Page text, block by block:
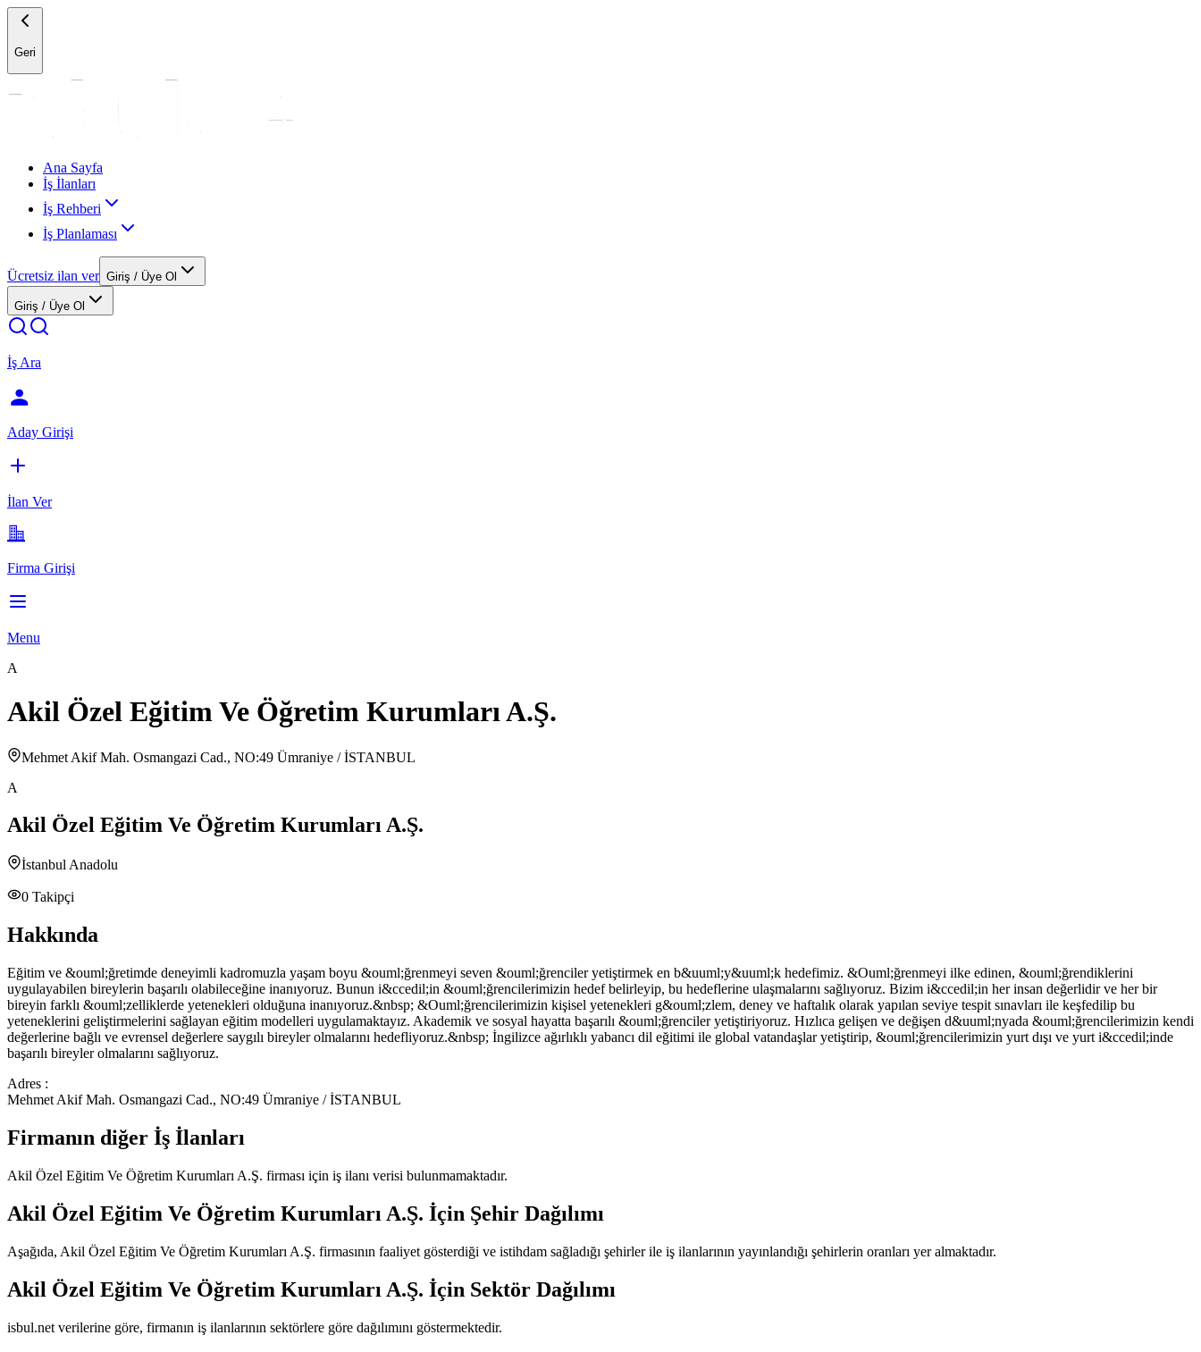
Geri
Ana Sayfa
İş İlanları
İş Rehberi
İş Planlaması
Ücretsiz ilan ver Giriş / Üye Ol
Giriş / Üye Ol
İş Ara
Aday Girişi
İlan Ver
Firma Girişi
Menu
A
Akil Özel Eğitim Ve Öğretim Kurumları A.Ş.
Mehmet Akif Mah. Osmangazi Cad., NO:49 Ümraniye / İSTANBUL
A
Akil Özel Eğitim Ve Öğretim Kurumları A.Ş.
İstanbul Anadolu
0 Takipçi
Hakkında
Eğitim ve &ouml;ğretimde deneyimli kadromuzla yaşam boyu &ouml;ğrenmeyi seven &ouml;ğrenciler yetiştirmek en b&uuml;y&uuml;k hedefimiz. &Ouml;ğrenmeyi ilke edinen, &ouml;ğrendiklerini
uygulayabilen bireylerin başarılı olabileceğine inanıyoruz. Bunun i&ccedil;in &ouml;ğrencilerimizin hedef belirleyip, bu hedeflerine ulaşmalarını sağlıyoruz. Bizim i&ccedil;in her insan değerlidir ve her bir
bireyin farklı &ouml;zelliklerde yetenekleri olduğuna inanıyoruz.&nbsp; &Ouml;ğrencilerimizin kişisel yetenekleri g&ouml;zlem, deney ve haftalık olarak yapılan seviye tespit sınavları ile keşfedilip bu
yeteneklerini geliştirmelerini sağlayan eğitim modelleri uygulamaktayız. Akademik ve sosyal hayatta başarılı &ouml;ğrenciler yetiştiriyoruz. Hızlıca gelişen ve değişen d&uuml;nyada &ouml;ğrencilerimizin kendi
değerlerine bağlı ve evrensel değerlere saygılı bireyler olmalarını hedefliyoruz.&nbsp; İngilizce ağırlıklı yabancı dil eğitimi ile global vatandaşlar yetiştirip, &ouml;ğrencilerimizin yurt dışı ve yurt i&ccedil;inde
başarılı bireyler olmalarını sağlıyoruz.
Adres :
Mehmet Akif Mah. Osmangazi Cad., NO:49 Ümraniye / İSTANBUL
Firmanın diğer İş İlanları
Akil Özel Eğitim Ve Öğretim Kurumları A.Ş. firması için iş ilanı verisi bulunmamaktadır.
Akil Özel Eğitim Ve Öğretim Kurumları A.Ş. İçin Şehir Dağılımı
Aşağıda, Akil Özel Eğitim Ve Öğretim Kurumları A.Ş. firmasının faaliyet gösterdiği ve istihdam sağladığı şehirler ile iş ilanlarının yayınlandığı şehirlerin oranları yer almaktadır.
Akil Özel Eğitim Ve Öğretim Kurumları A.Ş. İçin Sektör Dağılımı
isbul.net verilerine göre, firmanın iş ilanlarının sektörlere göre dağılımını göstermektedir.